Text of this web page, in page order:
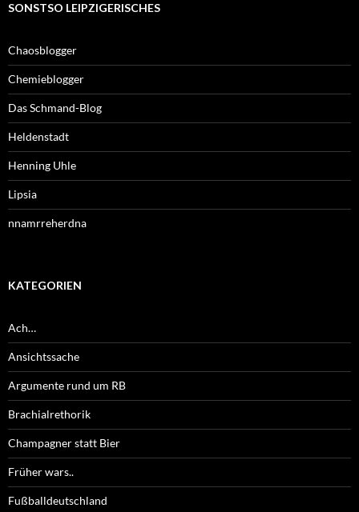
SONSTSO LEIPZIGERISCHES
Chaosblogger
Chemieblogger
Das Schmand-Blog
Heldenstadt
Henning Uhle
Lipsia
nnamrreherdna
KATEGORIEN
Ach…
Ansichtssache
Argumente rund um RB
Brachialrethorik
Champagner statt Bier
Früher wars..
Fußballdeutschland